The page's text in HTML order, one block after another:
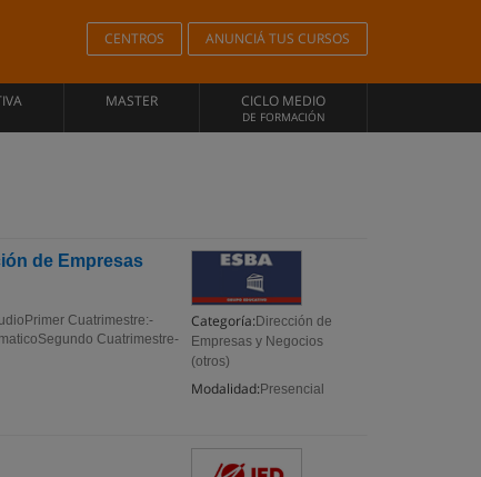
CENTROS ANUNCIÁ TUS CURSOS
MASTER CICLO MEDIO
DE FORMACIÓN
de Empresas
Categoría: Dirección de
Empresas y Negocios
(otros)
Modalidad: Presencial
Cuatrimestre:-
Cuatrimestre-